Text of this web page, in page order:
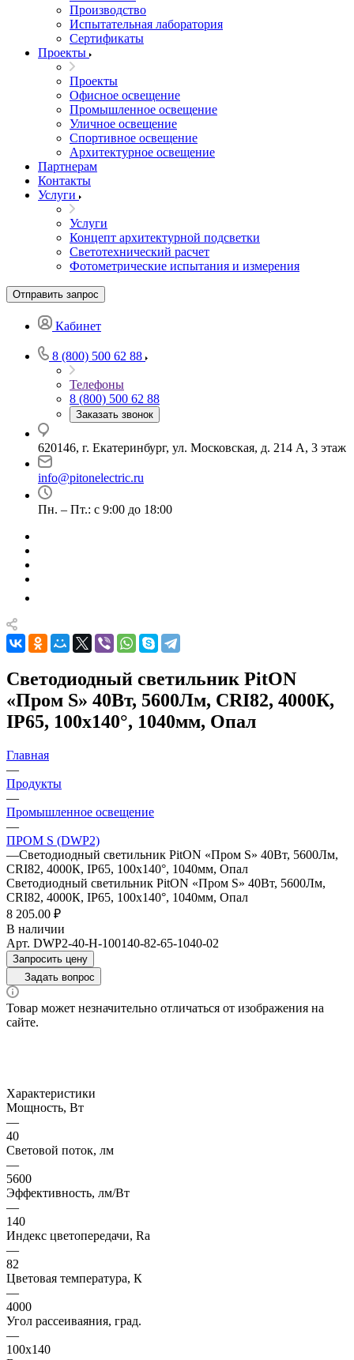
Производство
Испытательная лаборатория
Сертификаты
Проекты
Проекты
Офисное освещение
Промышленное освещение
Уличное освещение
Спортивное освещение
Архитектурное освещение
Партнерам
Контакты
Услуги
Услуги
Концепт архитектурной подсветки
Светотехнический расчет
Фотометрические испытания и измерения
Отправить запрос
Кабинет
8 (800) 500 62 88
Телефоны
8 (800) 500 62 88
Заказать звонок
620146, г. Екатеринбург, ул. Московская, д. 214 А, 3 этаж
info@pitonelectric.ru
Пн. – Пт.: с 9:00 до 18:00
Светодиодный светильник PitON
«Пром S» 40Вт, 5600Лм, CRI82, 4000К,
IP65, 100х140°, 1040мм, Опал
Главная
—
Продукты
—
Промышленное освещение
—
ПРОМ S (DWP2)
—Светодиодный светильник PitON «Пром S» 40Вт, 5600Лм,
CRI82, 4000К, IP65, 100х140°, 1040мм, Опал
Светодиодный светильник PitON «Пром S» 40Вт, 5600Лм,
CRI82, 4000К, IP65, 100х140°, 1040мм, Опал
8 205.00 ₽
В наличии
Арт. DWP2-40-H-100140-82-65-1040-02
Запросить цену
Задать вопрос
Товар может незначительно отличаться от изображения на
сайте.
Характеристики
Мощность, Вт
—
40
Световой поток, лм
—
5600
Эффективность, лм/Вт
—
140
Индекс цветопередачи, Ra
—
82
Цветовая температура, К
—
4000
Угол рассеиваяния, град.
—
100х140